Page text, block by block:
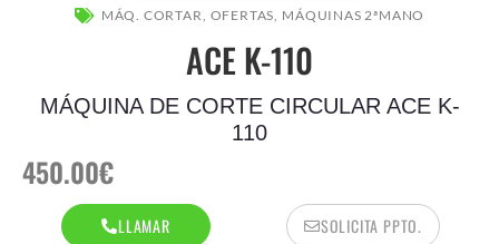
MÁQ. CORTAR, OFERTAS, MÁQUINAS 2ªMANO
ACE K-110
MÁQUINA DE CORTE CIRCULAR ACE K-
110
450.00€
LLAMAR SOLICITA PPTO.